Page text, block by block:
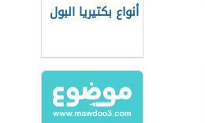
أنواع بكتيريا البول